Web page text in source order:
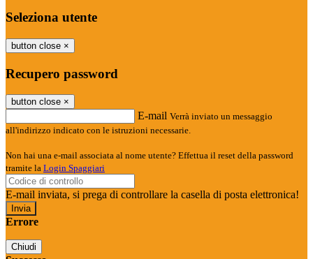
Seleziona utente
button close ×
Recupero password
button close ×
E-mail Verrà inviato un messaggio
all'indirizzo indicato con le istruzioni necessarie.
Non hai una e-mail associata al nome utente? Effettua il reset della password
tramite la Login Spaggiari
E-mail inviata, si prega di controllare la casella di posta elettronica!
Errore
Chiudi